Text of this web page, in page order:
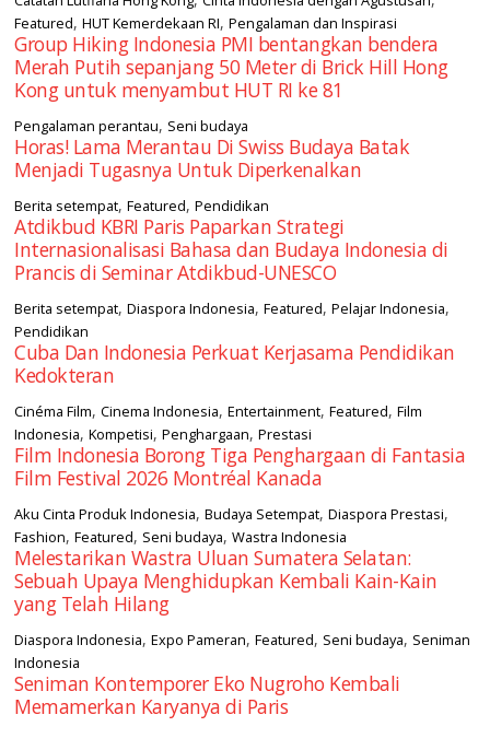
Featured,HUT Kemerdekaan RI,Pengalaman dan Inspirasi
Group Hiking Indonesia PMI bentangkan bendera
Merah Putih sepanjang 50 Meter di Brick Hill Hong
Kong untuk menyambut HUT RI ke 81
Pengalaman perantau, Seni budaya
Horas! Lama Merantau Di Swiss Budaya Batak
Menjadi Tugasnya Untuk Diperkenalkan
Berita setempat,Featured,Pendidikan
Atdikbud KBRI Paris Paparkan Strategi
Internasionalisasi Bahasa dan Budaya Indonesia di
Prancis di Seminar Atdikbud-UNESCO
Berita setempat,Diaspora Indonesia,Featured,Pelajar Indonesia,
Pendidikan
Cuba Dan Indonesia Perkuat Kerjasama Pendidikan
Kedokteran
Cinéma Film,Cinema Indonesia,Entertainment,Featured,Film
Indonesia,Kompetisi,Penghargaan,Prestasi
Film Indonesia Borong Tiga Penghargaan di Fantasia
Film Festival 2026 Montréal Kanada
Aku Cinta Produk Indonesia,Budaya Setempat,Diaspora Prestasi,
Fashion,Featured, Seni budaya,Wastra Indonesia
Melestarikan Wastra Uluan Sumatera Selatan:
Sebuah Upaya Menghidupkan Kembali Kain-Kain
yang Telah Hilang
Diaspora Indonesia,Expo Pameran,Featured, Seni budaya, Seniman
Indonesia
Seniman Kontemporer Eko Nugroho Kembali
Memamerkan Karyanya di Paris